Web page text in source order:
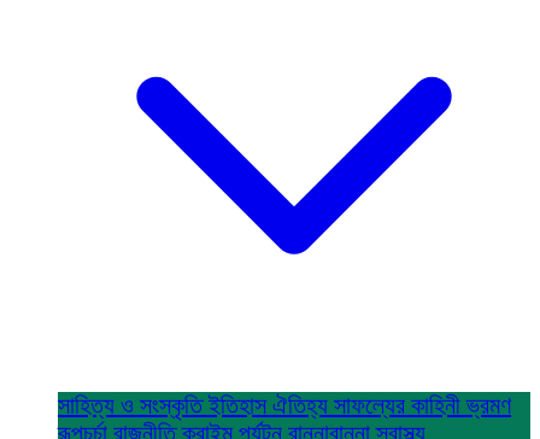
সাহিত্য ও সংস্কৃতিইতিহাস ঐতিহ্য সাফল্যের কাহিনীভ্রমণ
রূপচর্চা রাজনীতিক্রাইম পর্যটন রান্নাবান্নাস্বাস্থ্য